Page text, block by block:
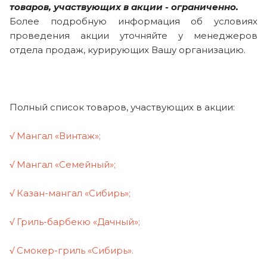
товаров, участвующих в акции - ограниченно.
Более подробную информация об условиях
проведения акции уточняйте у менеджеров
отдела продаж, курирующих Вашу организацию.
Полный список товаров, участвующих в акции:
√ Мангал «Винтаж»;
√ Мангал «Семейный»;
√ Казан-мангал «Сибирь»;
√ Гриль-барбекю «Дачный»;
√ Смокер-гриль «Сибирь».